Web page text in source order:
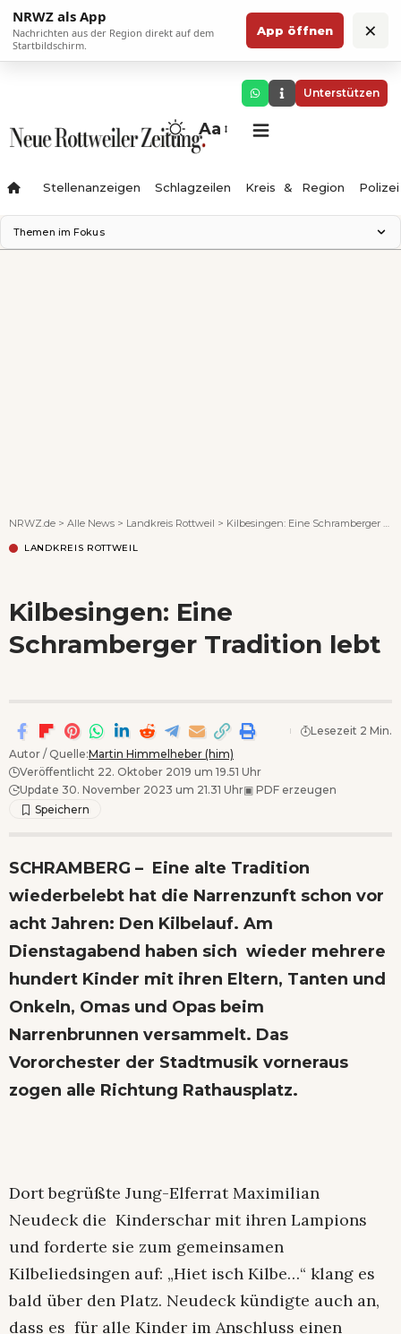
NRWZ als App
Nachrichten aus der Region direkt auf dem
Startbildschirm.
App öffnen ×
Unterstützen
Aa
Stellenanzeigen Schlagzeilen Kreis & Region Polizei
Themen im Fokus
NRWZ.de > Alle News > Landkreis Rottweil > Kilbesingen: Eine Schramberger Tradition lebt
LANDKREIS ROTTWEIL
Kilbesingen: Eine
Schramberger Tradition lebt
Autor / Quelle:Martin Himmelheber (him)
Veröffentlicht 22. Oktober 2019 um 19.51 Uhr
Update 30. November 2023 um 21.31 Uhr▣ PDF erzeugen
Lesezeit 2 Min.
SCHRAMBERG – Eine alte Tradition
wiederbelebt hat die Narrenzunft schon vor
acht Jahren: Den Kilbelauf. Am
Dienstagabend haben sich wieder mehrere
hundert Kinder mit ihren Eltern, Tanten und
Onkeln, Omas und Opas beim
Narrenbrunnen versammelt. Das
Vororchester der Stadtmusik vorneraus
zogen alle Richtung Rathausplatz.
Dort begrüßte Jung-Elferrat Maximilian
Neudeck die Kinderschar mit ihren Lampions
und forderte sie zum gemeinsamen
Kilbeliedsingen auf: „Hiet isch Kilbe…“ klang es
bald über den Platz. Neudeck kündigte auch an,
dass es für alle Kinder im Anschluss einen